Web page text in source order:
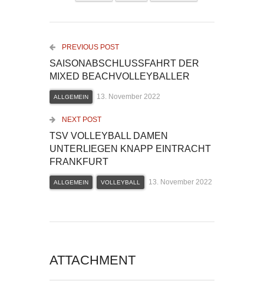
PREVIOUS POST
SAISONABSCHLUSSFAHRT DER
MIXED BEACHVOLLEYBALLER
ALLGEMEIN 13. November 2022
NEXT POST
TSV VOLLEYBALL DAMEN
UNTERLIEGEN KNAPP EINTRACHT
FRANKFURT
ALLGEMEIN VOLLEYBALL 13. November 2022
ATTACHMENT